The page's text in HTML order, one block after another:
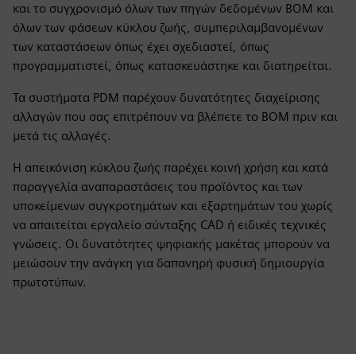
και το συγχρονισμό όλων των πηγών δεδομένων BOM και
όλων των φάσεων κύκλου ζωής, συμπεριλαμβανομένων
των καταστάσεων όπως έχει σχεδιαστεί, όπως
προγραμματιστεί, όπως κατασκευάστηκε και διατηρείται.
Τα συστήματα PDM παρέχουν δυνατότητες διαχείρισης
αλλαγών που σας επιτρέπουν να βλέπετε το BOM πριν και
μετά τις αλλαγές.
Η απεικόνιση κύκλου ζωής παρέχει κοινή χρήση και κατά
παραγγελία αναπαραστάσεις του προϊόντος και των
υποκείμενων συγκροτημάτων και εξαρτημάτων του χωρίς
να απαιτείται εργαλείο σύνταξης CAD ή ειδικές τεχνικές
γνώσεις. Οι δυνατότητες ψηφιακής μακέτας μπορούν να
μειώσουν την ανάγκη για δαπανηρή φυσική δημιουργία
πρωτοτύπων.